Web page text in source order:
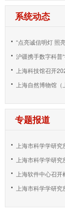
系统动态
“点亮诚信明灯 照
沪疆携手数字科普
上海科技馆召开
上海自然博物馆
专题报道
上海市科学学研
上海市科学学研
上海软件中心召
上海市科学学研